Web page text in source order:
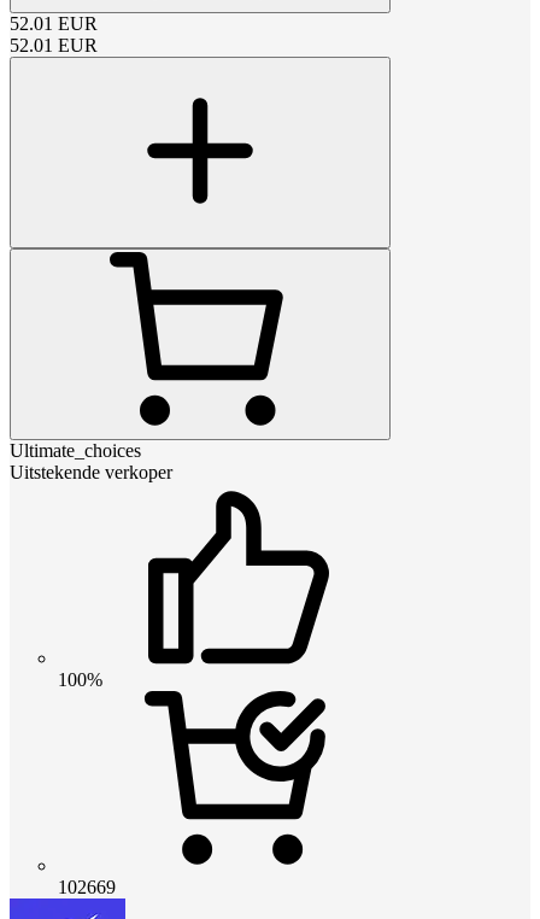
52.01 EUR
52.01 EUR
Ultimate_choices
Uitstekende verkoper
100%
102669